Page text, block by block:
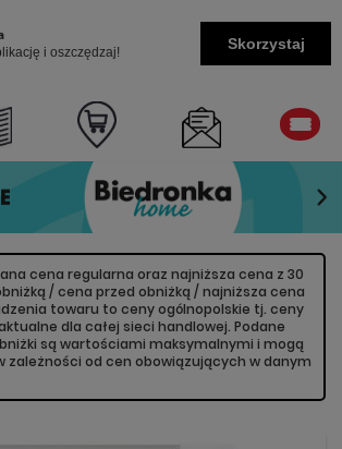
i oszczędzaj! Skorzystaj
cena regularna oraz najniższa cena z 30
/ cena przed obniżką / najniższa cena
towaru to ceny ogólnopolskie tj. ceny
dla całej sieci handlowej. Podane
są wartościami maksymalnymi i mogą
zależności od cen obowiązujących w danym